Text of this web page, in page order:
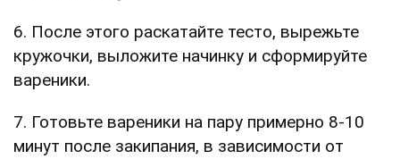
6. После этого раскатайте тесто, вырежьте
кружочки, выложите начинку и сформируйте
вареники.
7. Готовьте вареники на пару примерно 8-10
минут после закипания, в зависимости от